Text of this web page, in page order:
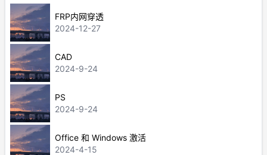
FRP内网穿透
2024-12-27
CAD
2024-9-24
PS
2024-9-24
Office 和 Windows 激活
2024-4-15